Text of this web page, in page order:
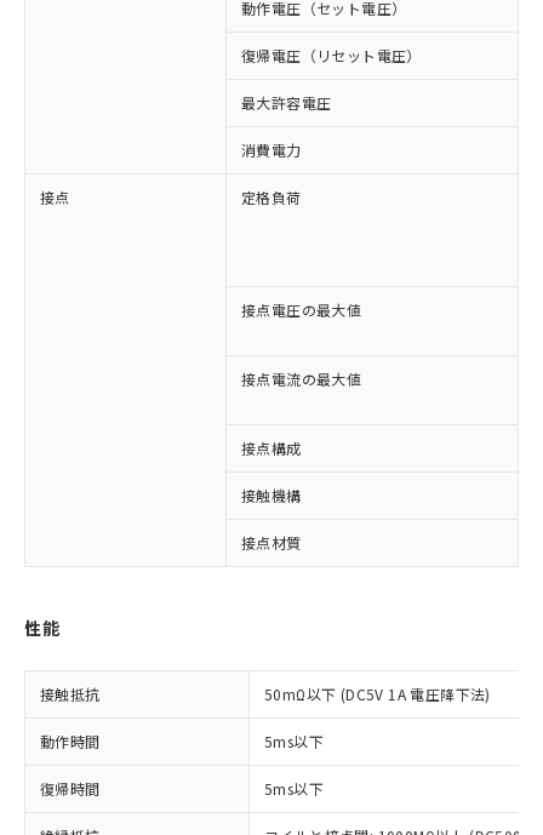
動作電圧（セット電圧）
復帰電圧（リセット電圧）
最大許容電圧
消費電力
接点 定格負荷
接点電圧の最大値
接点電流の最大値
接点構成
接触機構
接点材質
性能
接触抵抗 50mΩ以下 (DC5V 1A 電圧降下法)
動作時間 5ms以下
復帰時間 5ms以下
ご利用条件
以下の条件をお読みいただき、同意のうえ
(税抜)を提供させていただくもので
当社制御機器事業取扱商品の中には、
本サービスの対象外となる商品もある
在庫状況および標準価格照会結果は、
記載している更新日時点での社内デー
対応済み：EU RoHS指令（10物質）の
対応予定：EU RoHS指令（10物質）の非含
有に対応した製品に切り替える予定のある
対応予定なし：EU RoHS指令（10物質）の
非該当品：ライセンス料など無形物で、有
害物質有無と関係のない商品です。
仕入先様の事情により、非含有部品として
いたものが、含有品と判明した場合などや
むを得ず変更することがあります。
「○」：最大均質材料含有率が中国RoHSの
基準値以下であることを示します。
「×」：最大均質材料含有率が中国RoHSの
基準値を超えていることを示します。
「－」：未確認です。当社販売部門へお問
い合わせください。
当社は、これら貴社製品のうち、外国
為替および外国貿易法に定める商品
（以下｢規制貨物等」という）を輸出